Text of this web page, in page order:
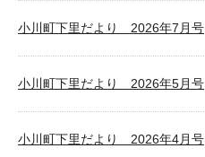
小川町下里だより 2026年7月号
小川町下里だより 2026年5月号
小川町下里だより 2026年4月号